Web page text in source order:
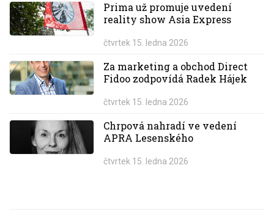
Prima už promuje uvedení
reality show Asia Express
čtvrtek 15. ledna 2026
Za marketing a obchod Direct
Fidoo zodpovídá Radek Hájek
čtvrtek 15. ledna 2026
Chrpová nahradí ve vedení
APRA Lesenského
čtvrtek 15. ledna 2026